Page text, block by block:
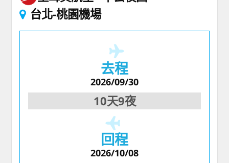
台北-桃園機場
去程
2026/09/30
10天9夜
回程
2026/10/08